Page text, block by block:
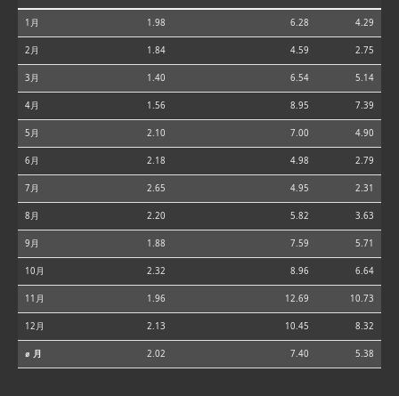
1月 1.98 6.28 4.29
2月 1.84 4.59 2.75
3月 1.40 6.54 5.14
4月 1.56 8.95 7.39
5月 2.10 7.00 4.90
6月 2.18 4.98 2.79
7月 2.65 4.95 2.31
8月 2.20 5.82 3.63
9月 1.88 7.59 5.71
10月 2.32 8.96 6.64
11月 1.96 12.69 10.73
12月 2.13 10.45 8.32
⌀ 月 2.02 7.40 5.38